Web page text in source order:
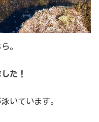
。
た！
いています。